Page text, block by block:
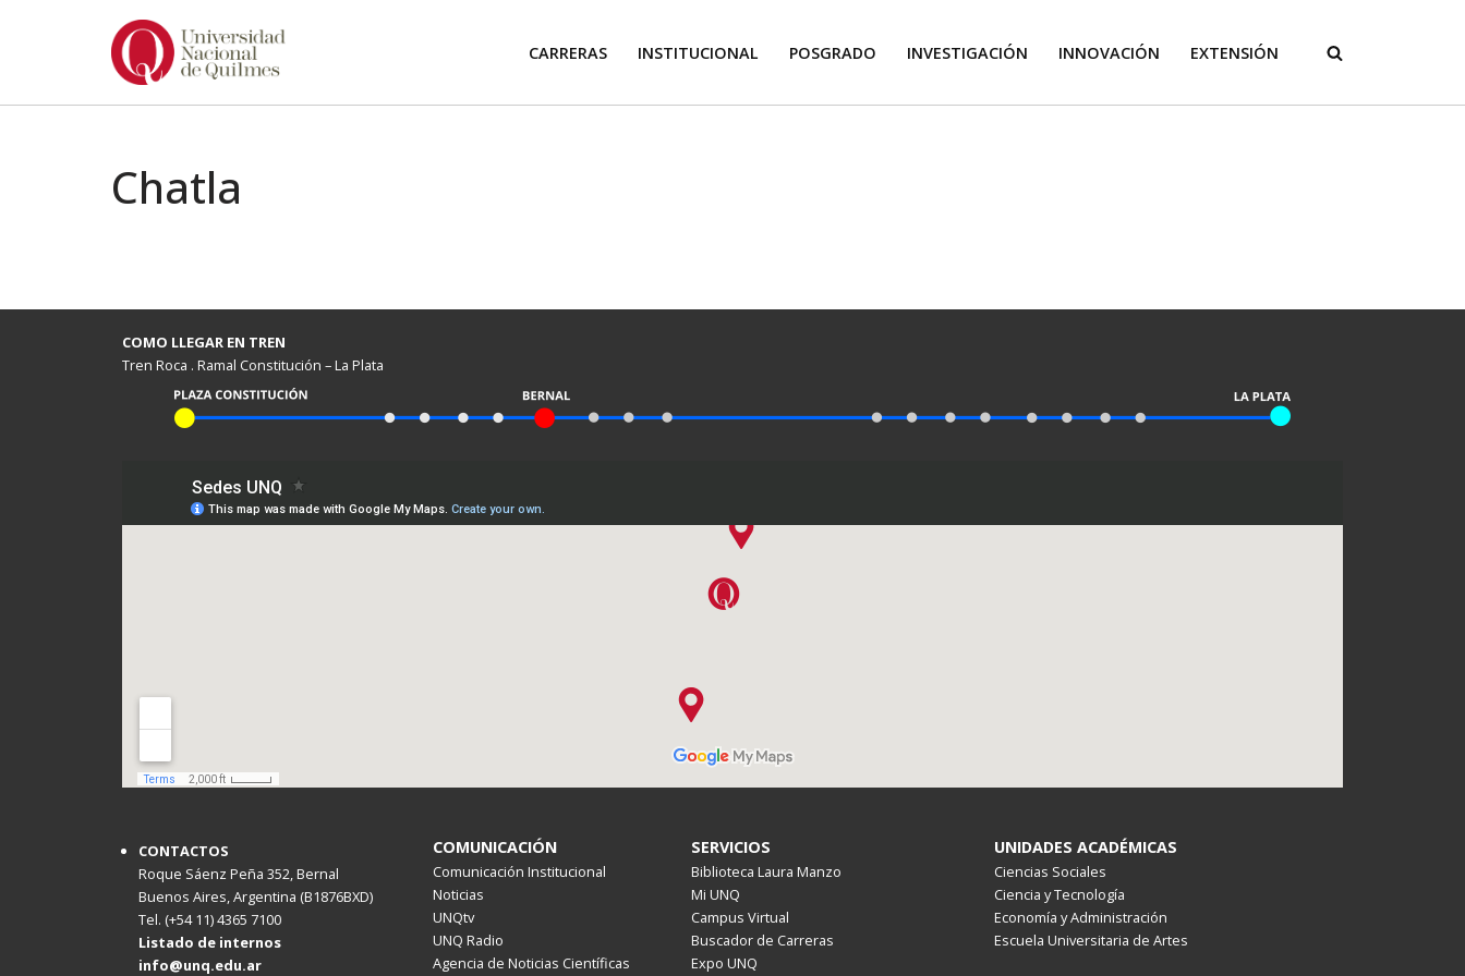
CARRERAS INSTITUCIONAL POSGRADO INVESTIGACIÓN INNOVACIÓN EXTENSIÓN
Chatla
COMO LLEGAR EN TREN
Tren Roca . Ramal Constitución – La Plata
CONTACTOS
Roque Sáenz Peña 352, Bernal
Buenos Aires, Argentina (B1876BXD)
Tel. (+54 11) 4365 7100
Listado de internos
info@unq.edu.ar
COMUNICACIÓN
Comunicación Institucional
Noticias
UNQtv
UNQ Radio
Agencia de Noticias Científicas
SERVICIOS
Biblioteca Laura Manzo
Mi UNQ
Campus Virtual
Buscador de Carreras
Expo UNQ
UNIDADES ACADÉMICAS
Ciencias Sociales
Ciencia y Tecnología
Economía y Administración
Escuela Universitaria de Artes